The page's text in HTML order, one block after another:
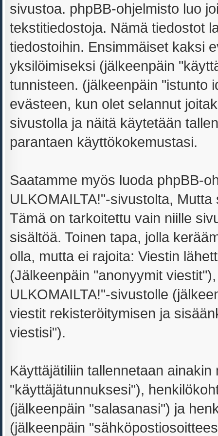
sivustoa. phpBB-ohjelmisto luo
tekstitiedostoja. Nämä tiedostot
tiedostoihin. Ensimmäiset kaksi
yksilöimiseksi (jälkeenpäin
tunnisteen. (jälkeenpäin "istunto
evästeen, kun olet selannut
sivustolla ja näitä käytetään
parantaen käyttökokemustasi.
Saatamme myös luoda phpBB-
ULKOMAILTA!"-sivustolta,
Tämä on tarkoitettu vain niille
sisältöä. Toinen tapa, jolla
olla, mutta ei rajoita: Viestin
(Jälkeenpäin "anonyymit
ULKOMAILTA!"-sivustolle
viestit rekisteröitymisen ja
viestisi").
Käyttäjätiliin tallennetaan
"käyttäjätunnuksesi"),
(jälkeenpäin "salasanasi") ja
(jälkeenpäin